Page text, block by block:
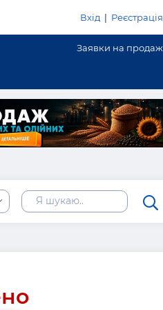
Вхід | Реєстрація
Заявки на продаж